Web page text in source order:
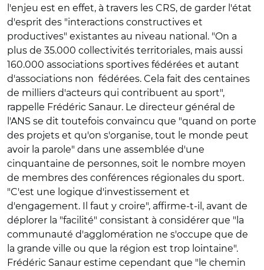
l'enjeu est en effet, à travers les CRS, de garder l'état
d'esprit des "interactions constructives et
productives" existantes au niveau national. "On a
plus de 35.000 collectivités territoriales, mais aussi
160.000 associations sportives fédérées et autant
d'associations non fédérées. Cela fait des centaines
de milliers d'acteurs qui contribuent au sport",
rappelle Frédéric Sanaur. Le directeur général de
l'ANS se dit toutefois convaincu que "quand on porte
des projets et qu'on s'organise, tout le monde peut
avoir la parole" dans une assemblée d'une
cinquantaine de personnes, soit le nombre moyen
de membres des conférences régionales du sport.
"C'est une logique d'investissement et
d'engagement. Il faut y croire", affirme-t-il, avant de
déplorer la "facilité" consistant à considérer que "la
communauté d'agglomération ne s'occupe que de
la grande ville ou que la région est trop lointaine".
Frédéric Sanaur estime cependant que "le chemin